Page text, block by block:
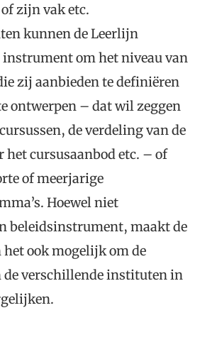
zijn vak etc.
kunnen de Leerlijn
instrument om het niveau van
zij aanbieden te definiëren
ontwerpen – dat wil zeggen
de verdeling van de
het cursusaanbod etc. – of
of meerjarige
Hoewel niet
beleidsinstrument, maakt de
ook mogelijk om de
de verschillende instituten in